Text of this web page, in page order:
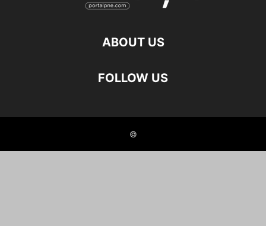
ABOUT US
FOLLOW US
©